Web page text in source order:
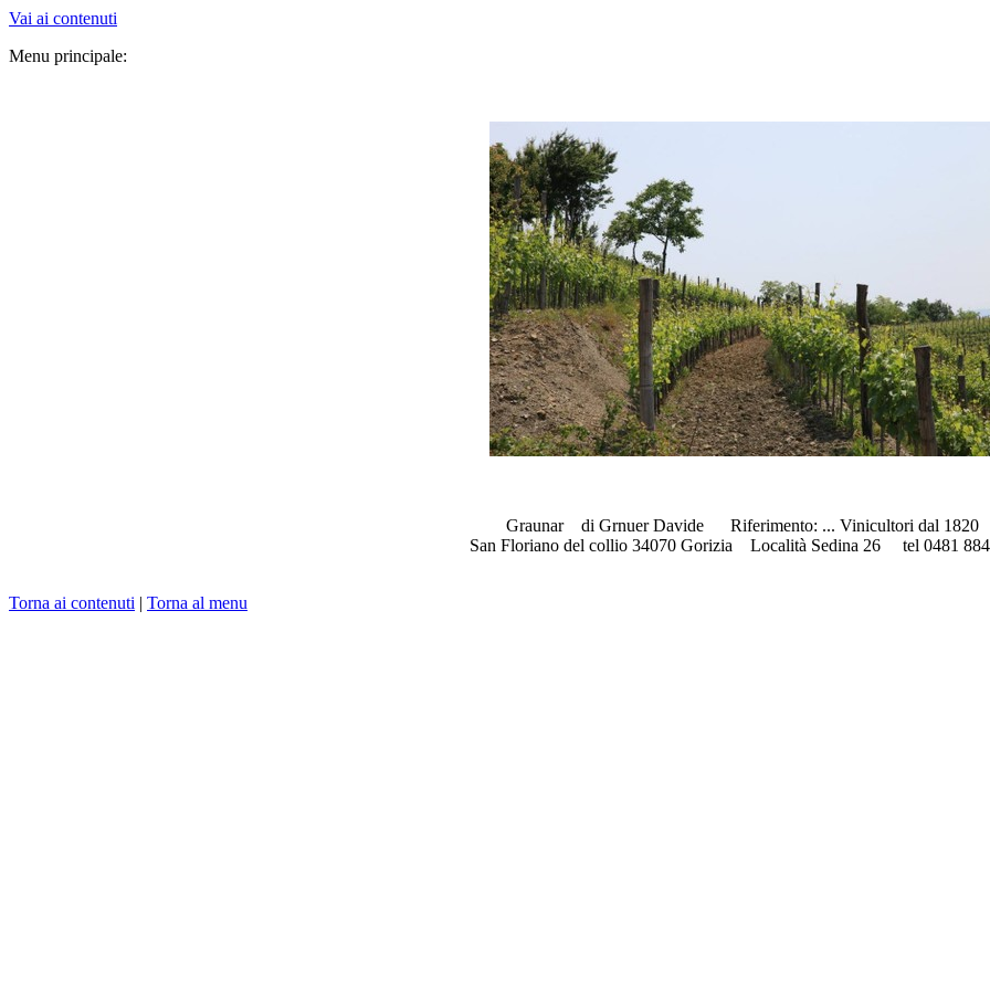
Vai ai contenuti
Menu principale:
Graunar di Grnuer Davide Riferimento: ... Vinicultori dal 1820
San Floriano del collio 34070 Gorizia Località Sedina 26 tel 0481
Torna ai contenuti | Torna al menu